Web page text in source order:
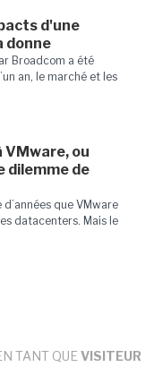
d'une
donne
Broadcom a été
an, le marché et les
VMware, ou
dilemme de
que VMware
datacenters. Mais le
TANT QUE VISITEUR